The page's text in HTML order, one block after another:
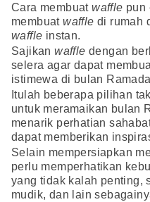
Cara membuatwaffle pun
membuatwaffle di rumah
waffle instan.
Sajikanwaffle dengan
selera agar dapat
istimewa di bulan
Itulah beberapa pilihan
untuk meramaikan bulan
menarik perhatian
dapat memberikan
Selain mempersiapkan
perlu memperhatikan
yang tidak kalah penting,
mudik, dan lain